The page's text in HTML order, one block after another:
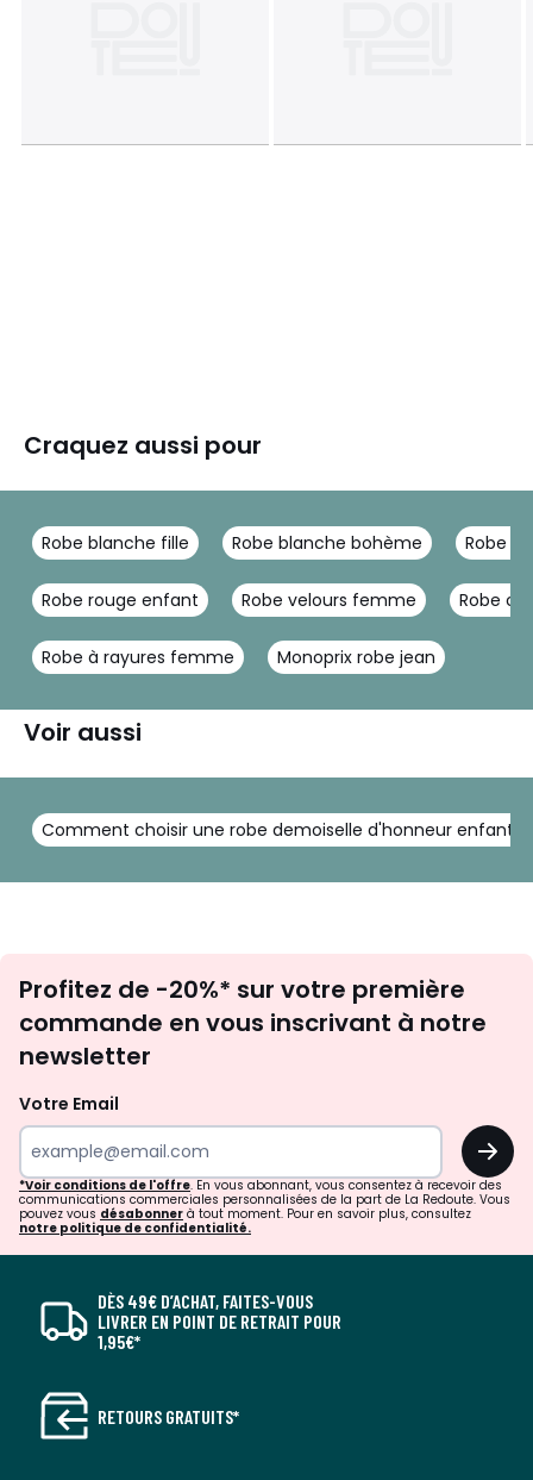
Craquez aussi pour
Robe blanche fille Robe blanche bohème Robe
Robe rouge enfant Robe velours femme Robe
Robe à rayures femme Monoprix robe jean
Voir aussi
Comment choisir une robe demoiselle d'honneur enfant ?
newsletter
Profitez de -20%* sur votre première
commande en vous inscrivant à notre
newsletter
Votre Email
OK
*Voir conditions de l'offre. En vous abonnant, vous consentez à recevoir des
communications commerciales personnalisées de la part de La Redoute. Vous
pouvez vous désabonner à tout moment. Pour en savoir plus, consultez
notre politique de confidentialité.
DÈS 49€ D’ACHAT, FAITES-VOUS
LIVRER EN POINT DE RETRAIT POUR
1,95€*
RETOURS GRATUITS*